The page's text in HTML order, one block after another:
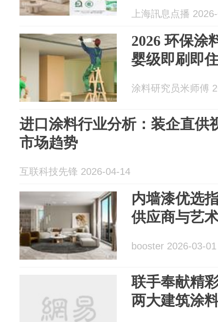
上海訊息点播
2026 环保涂
婴级即刷即
涂料研究员米师傅
进口涂料行业分析：装企直供
市场趋势
互联科技先锋 2026-04-14
内墙漆优选
供应商与艺
booster 2026-03-01
联手奉献精
两大建筑涂